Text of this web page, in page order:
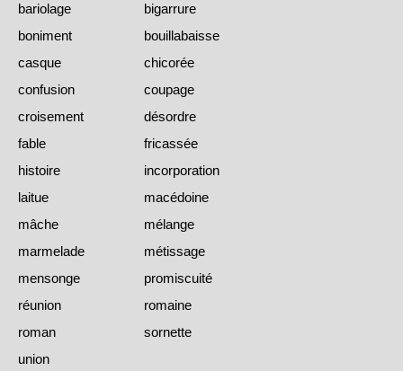
bariolage
bigarrure
boniment
bouillabaisse
casque
chicorée
confusion
coupage
croisement
désordre
fable
fricassée
histoire
incorporation
laitue
macédoine
mâche
mélange
marmelade
métissage
mensonge
promiscuité
réunion
romaine
roman
sornette
union